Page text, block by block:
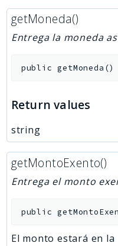
getMoneda()
Entrega la moneda
public getMoneda ()
Return values
string
getMontoExento()
Entrega el monto
public
El monto estará en